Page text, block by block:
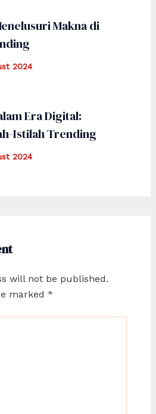
Makna di
2024
Era Digital:
Istilah Trending
2024
will not be published.
marked *